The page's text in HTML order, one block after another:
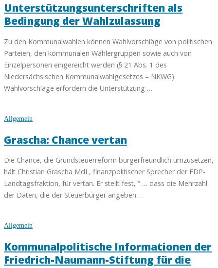
Unterstützungsunterschriften als
Bedingung der Wahlzulassung
Zu den Kommunalwahlen können Wahlvorschläge von politischen
Parteien, den kommunalen Wählergruppen sowie auch von
Einzelpersonen eingereicht werden (§ 21 Abs. 1 des
Niedersächsischen Kommunalwahlgesetzes – NKWG).
Wahlvorschläge erfordern die Unterstützung …
Allgemein
Grascha: Chance vertan
Die Chance, die Grundsteuerreform bürgerfreundlich umzusetzen,
hält Christian Grascha MdL, finanzpolitischer Sprecher der FDP-
Landtagsfraktion, für vertan. Er stellt fest, “ … dass die Mehrzahl
der Daten, die der Steuerbürger angeben …
Allgemein
Kommunalpolitische Informationen der
Friedrich-Naumann-Stiftung für die